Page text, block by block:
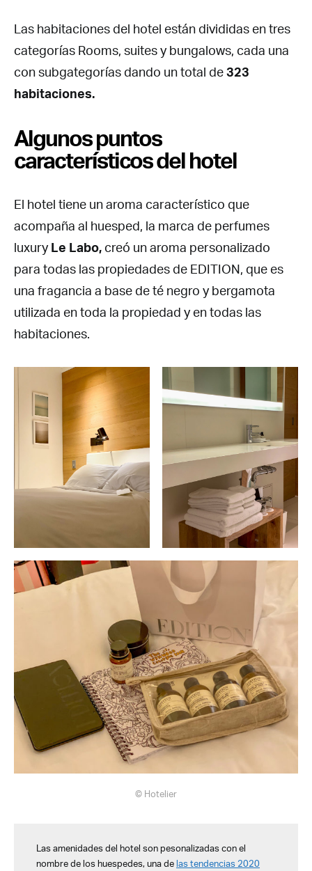
Las habitaciones del hotel están divididas en tres
categorías Rooms, suites y bungalows, cada una
con subgategorías dando un total de323
habitaciones.
Algunos puntos
característicos del hotel
El hotel tiene un aroma característico que
acompaña al huesped, la marca de perfumes
luxuryLe Labo, creó un aroma personalizado
para todas las propiedades de EDITION, que es
una fragancia a base de té negro y bergamota
utilizada en toda la propiedad y en todas las
habitaciones.
© Hotelier
Las amenidades del hotel son pesonalizadas con el
nombre de los huespedes, una delas tendencias 2020